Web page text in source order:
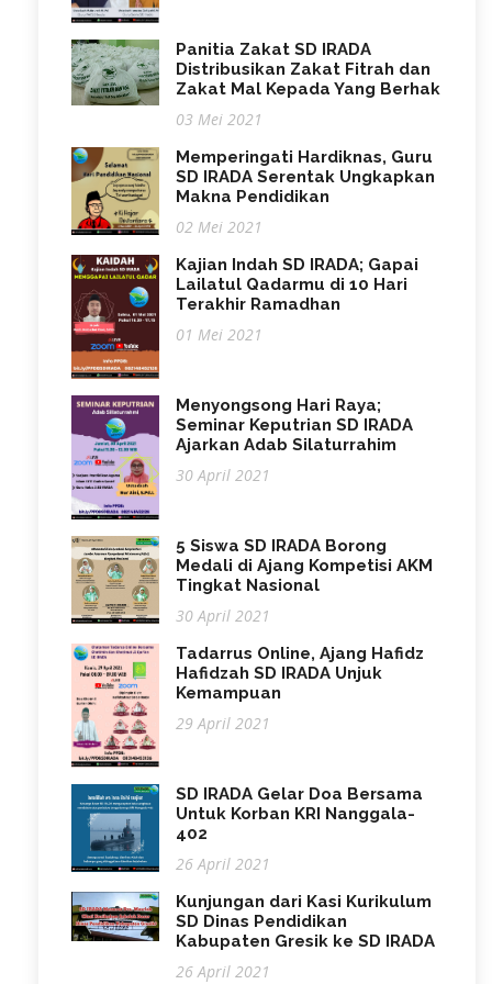
Panitia Zakat SD IRADA
Distribusikan Zakat Fitrah dan
Zakat Mal Kepada Yang Berhak
03 Mei 2021
Memperingati Hardiknas, Guru
SD IRADA Serentak Ungkapkan
Makna Pendidikan
02 Mei 2021
Kajian Indah SD IRADA; Gapai
Lailatul Qadarmu di 10 Hari
Terakhir Ramadhan
01 Mei 2021
Menyongsong Hari Raya;
Seminar Keputrian SD IRADA
Ajarkan Adab Silaturrahim
30 April 2021
5 Siswa SD IRADA Borong
Medali di Ajang Kompetisi AKM
Tingkat Nasional
30 April 2021
Tadarrus Online, Ajang Hafidz
Hafidzah SD IRADA Unjuk
Kemampuan
29 April 2021
SD IRADA Gelar Doa Bersama
Untuk Korban KRI Nanggala-
402
26 April 2021
Kunjungan dari Kasi Kurikulum
SD Dinas Pendidikan
Kabupaten Gresik ke SD IRADA
26 April 2021